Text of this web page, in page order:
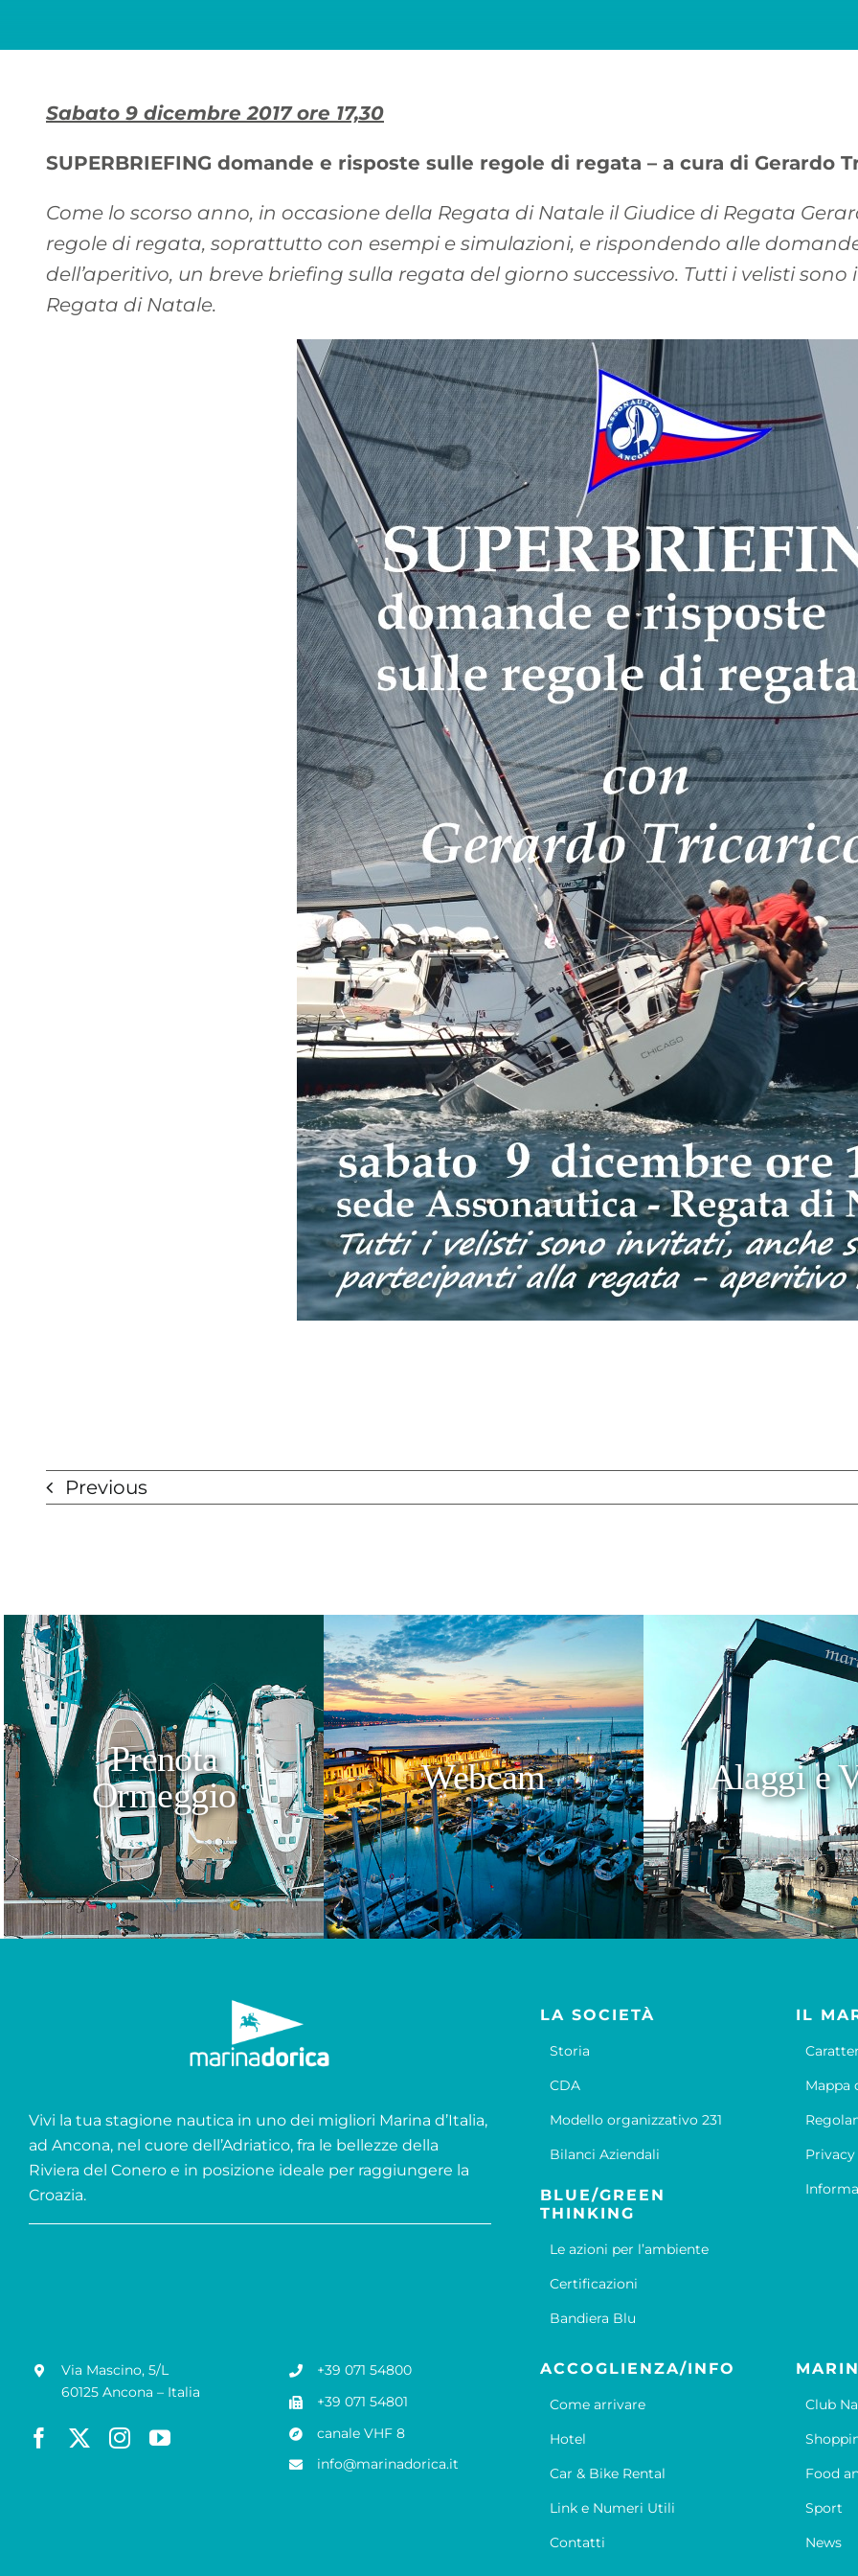
Sabato 9 dicembre 2017 ore 17,30
SUPERBRIEFING domande e risposte sulle regole di regata – a cura di Gerardo
Come lo scorso anno, in occasione della Regata di Natale il Giudice di Regata
regole di regata, soprattutto con esempi e simulazioni, e rispondendo alle
dell’aperitivo, un breve briefing sulla regata del giorno successivo. Tutti i velisti
Regata di Natale.
Previous
Prenota
Ormeggio
Webcam Alaggi e
Vivi la tua stagione nautica in uno dei migliori Marina d’Italia,
ad Ancona, nel cuore dell’Adriatico, fra le bellezze della
Riviera del Conero e in posizione ideale per raggiungere la
Croazia.
LA SOCIETÀ
Storia
CDA
Modello organizzativo 231
Bilanci Aziendali
BLUE/GREEN
THINKING
Le azioni per l’ambiente
Certificazioni
Bandiera Blu
IL
Mappa
Via Mascino, 5/L
60125 Ancona – Italia
+39 071 54800
+39 071 54801
canale VHF 8
info@marinadorica.it
ACCOGLIENZA/INFO
Come arrivare
Hotel
Car & Bike Rental
Link e Numeri Utili
Contatti
Club
Food
Sport
News